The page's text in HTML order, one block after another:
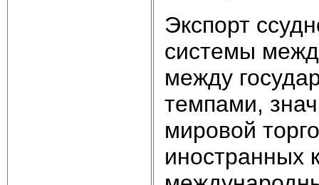
Экспорт
системы
между
темпами,
мировой
иностранных